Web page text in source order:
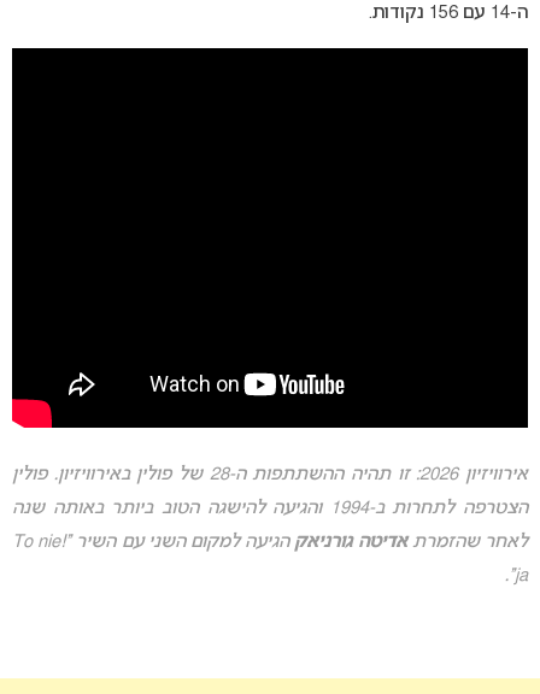
ה-14 עם 156 נקודות.
אירוויזיון 2026: זו תהיה ההשתתפות ה-28 של פולין באירוויזיון. פולין
הצטרפה לתחרות ב-1994 והגיעה להישגה הטוב ביותר באותה שנה
לאחר שהזמרתאדיטה גורניאק
הגיעה למקום השני עם השיר “!To nie
ja”.